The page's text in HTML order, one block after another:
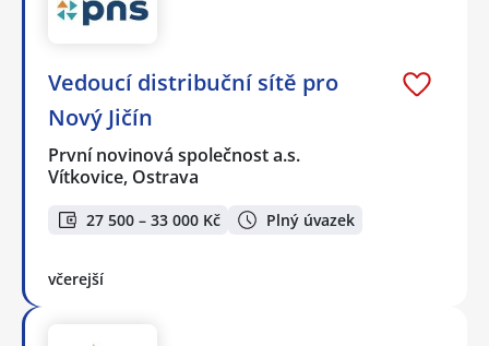
Vedoucí distribuční sítě pro
Nový Jičín
První novinová společnost a.s.
Vítkovice, Ostrava
27 500 – 33 000 Kč Plný úvazek
včerejší